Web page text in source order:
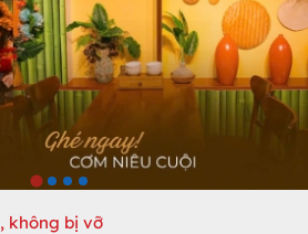
không bị vỡ